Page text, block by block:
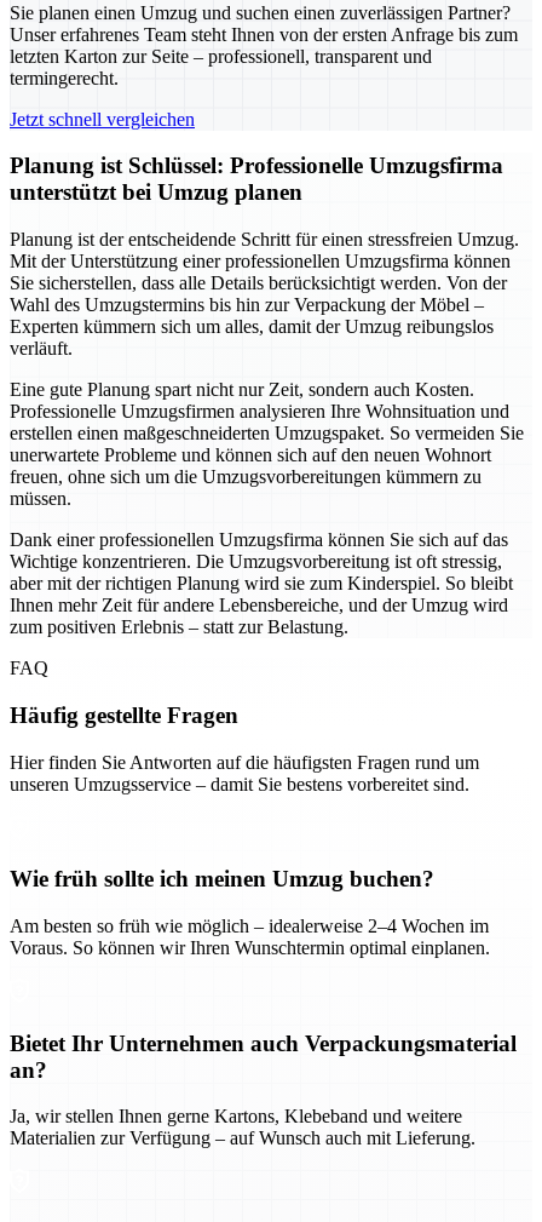
Sie planen einen Umzug und suchen einen zuverlässigen Partner?
Unser erfahrenes Team steht Ihnen von der ersten Anfrage bis zum
letzten Karton zur Seite – professionell, transparent und
termingerecht.
Jetzt schnell vergleichen
Planung ist Schlüssel: Professionelle Umzugsfirma
unterstützt bei Umzug planen
Planung ist der entscheidende Schritt für einen stressfreien Umzug.
Mit der Unterstützung einer professionellen Umzugsfirma können
Sie sicherstellen, dass alle Details berücksichtigt werden. Von der
Wahl des Umzugstermins bis hin zur Verpackung der Möbel –
Experten kümmern sich um alles, damit der Umzug reibungslos
verläuft.
Eine gute Planung spart nicht nur Zeit, sondern auch Kosten.
Professionelle Umzugsfirmen analysieren Ihre Wohnsituation und
erstellen einen maßgeschneiderten Umzugspaket. So vermeiden Sie
unerwartete Probleme und können sich auf den neuen Wohnort
freuen, ohne sich um die Umzugsvorbereitungen kümmern zu
müssen.
Dank einer professionellen Umzugsfirma können Sie sich auf das
Wichtige konzentrieren. Die Umzugsvorbereitung ist oft stressig,
aber mit der richtigen Planung wird sie zum Kinderspiel. So bleibt
Ihnen mehr Zeit für andere Lebensbereiche, und der Umzug wird
zum positiven Erlebnis – statt zur Belastung.
FAQ
Häufig gestellte Fragen
Hier finden Sie Antworten auf die häufigsten Fragen rund um
unseren Umzugsservice – damit Sie bestens vorbereitet sind.
Wie früh sollte ich meinen Umzug buchen?
Am besten so früh wie möglich – idealerweise 2–4 Wochen im
Voraus. So können wir Ihren Wunschtermin optimal einplanen.
Bietet Ihr Unternehmen auch Verpackungsmaterial
an?
Ja, wir stellen Ihnen gerne Kartons, Klebeband und weitere
Materialien zur Verfügung – auf Wunsch auch mit Lieferung.